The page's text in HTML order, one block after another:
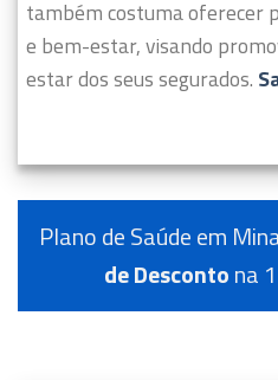
também costuma oferecer
e bem-estar, visando
estar dos seus segurados.
Plano de Saúde em
de Descontona